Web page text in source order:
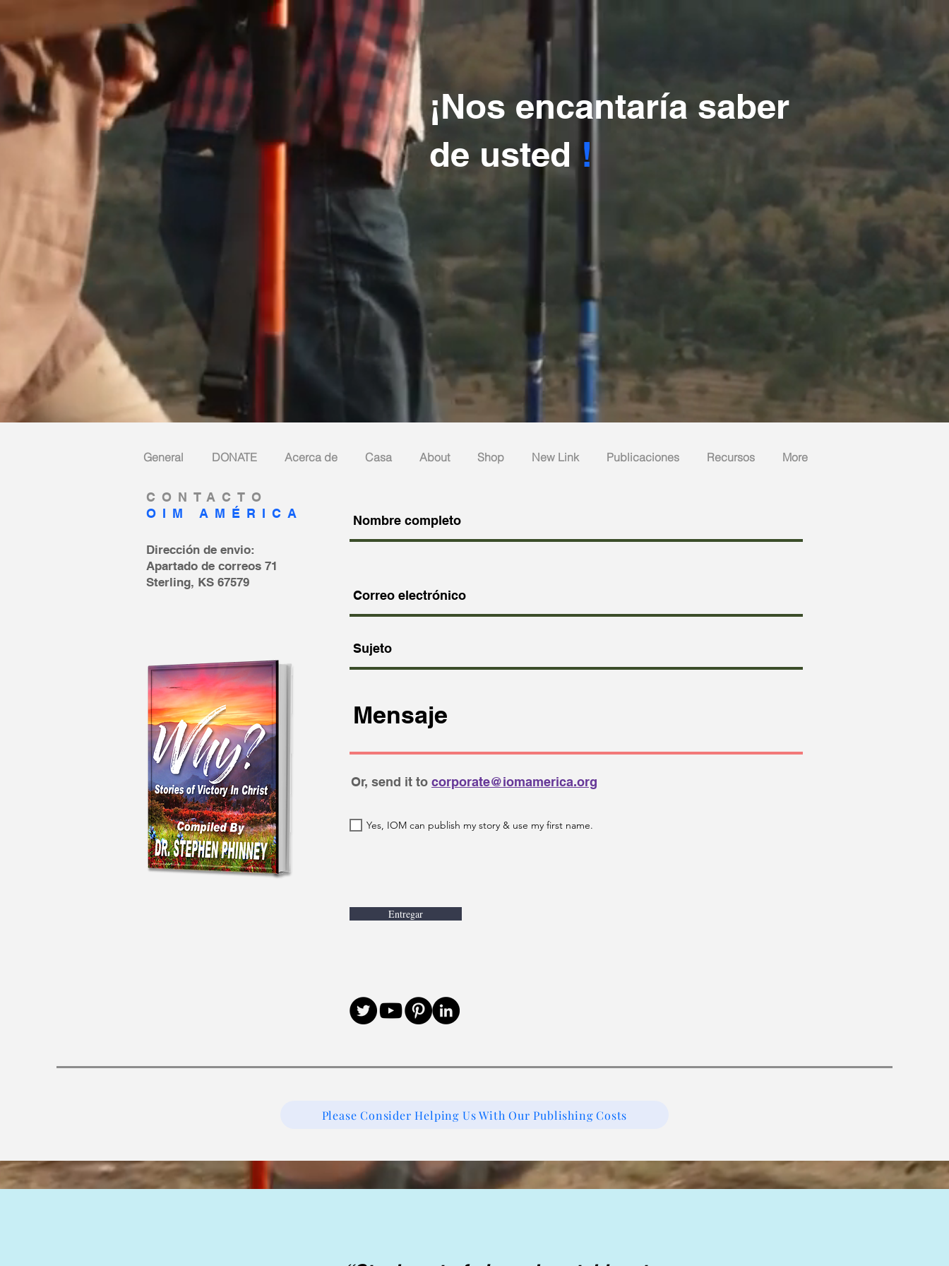
¡Nos encantaría saber
de usted !
General DONATE Acerca de Casa About Shop New Link Publicaciones Recursos More
CONTACTO
OIM AMÉRICA
Dirección de envio:
Apartado de correos 71
Sterling, KS 67579
Or, send it to corporate@iomamerica.org
Yes, IOM can publish my story & use my first name.
Entregar
Please Consider Helping Us With Our Publishing Costs